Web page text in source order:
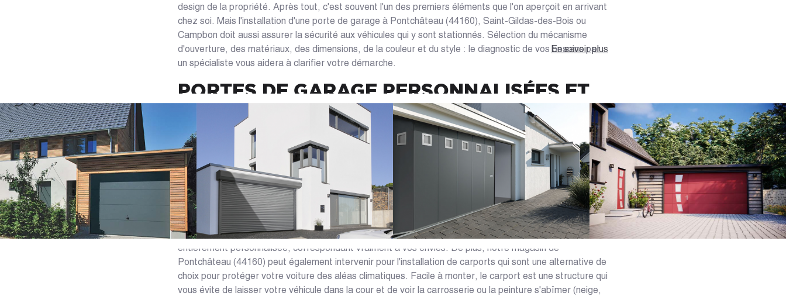
design de la propriété. Après tout, c'est souvent l'un des premiers éléments que l'on aperçoit en arrivant
chez soi. Mais l'installation d'une porte de garage à Pontchâteau (44160), Saint-Gildas-des-Bois ou
Campbon doit aussi assurer la sécurité aux véhicules qui y sont stationnés. Sélection du mécanisme
d'ouverture, des matériaux, des dimensions, de la couleur et du style : le diagnostic de vos besoins par
un spécialiste vous aidera à clarifier votre démarche.
PORTES DE GARAGE PERSONNALISÉES ET
CARPORTS EN LOIRE-ATLANTIQUE
Grâce à notre site Internet ou directement en magasin, les experts de Caséo en Loire-Atlantique (44)
sont là pour vous aider à mieux définir votre projet. Avec eux, vous pourrez décider différents éléments
: - Le système d'ouverture le mieux adapté à la configuration : porte de garage battante, sectionnelle,
basculante ou enroulable ; - L'épaisseur des panneaux et la qualité de l'isolation thermique ; - Les
options et commandes proposées : porte de garage motorisée, avec code d'accès, télécommandée, ou
porte de garage connectée domotique (maison connectée), détection d'obstacles ; - Le style, les
matériaux et couleurs : intégration d'un portillon, de hublots Grâce à la diversité de notre offre, vous
pourrez profiter d'un large choix de personnalisations vous permettant d'aménager une porte de garage
entièrement personnalisée, correspondant vraiment à vos envies. De plus, notre magasin de
Pontchâteau (44160) peut également intervenir pour l'installation de carports qui sont une alternative de
choix pour protéger votre voiture des aléas climatiques. Facile à monter, le carport est une structure qui
vous évite de laisser votre véhicule dans la cour et de voir la carrosserie ou la peinture s'abîmer (neige,
En savoir plus